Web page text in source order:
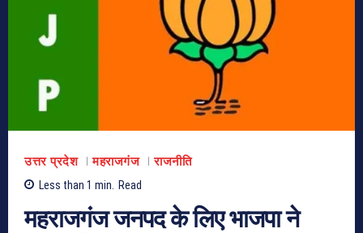
उत्तर प्रदेश महराजगंज
राजनीति
Less than 1 min. Read
महराजगंज जनपद के लिए भाजपा ने